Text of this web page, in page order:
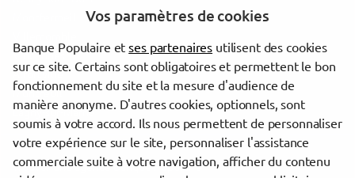
Vincennes
Alfortville
Montreuil
Lagny-sur-Marne
Trouver une agence Banque Populaire
Vos paramètres de cookies
Banque Populaire etses partenaires utilisent des cookies
sur ce site. Certains sont obligatoires et permettent le bon
fonctionnement du site et la mesure d'audience de
manière anonyme. D'autres cookies, optionnels, sont
soumis à votre accord. Ils nous permettent de personnaliser
votre expérience sur le site, personnaliser l'assistance
commerciale suite à votre navigation, afficher du contenu